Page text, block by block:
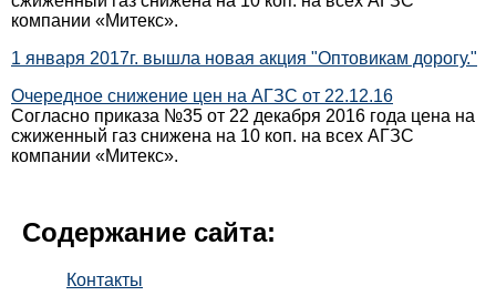
компании «Митекс».
1 января 2017г. вышла новая акция "Оптовикам дорогу."
Очередное снижение цен на АГЗС от 22.12.16
Согласно приказа №35 от 22 декабря 2016 года цена на
сжиженный газ снижена на 10 коп. на всех АГЗС
компании «Митекс».
Содержание сайта:
Контакты